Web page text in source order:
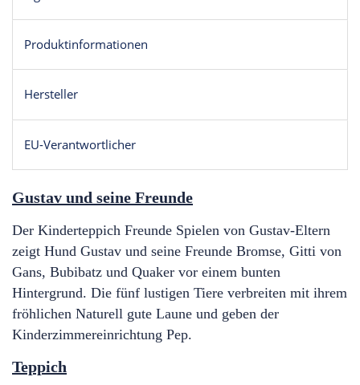
Produktinformationen
Hersteller
EU-Verantwortlicher
Gustav und seine Freunde
Der Kinderteppich Freunde Spielen von Gustav-Eltern
zeigt Hund Gustav und seine Freunde Bromse, Gitti von
Gans, Bubibatz und Quaker vor einem bunten
Hintergrund. Die fünf lustigen Tiere verbreiten mit ihrem
fröhlichen Naturell gute Laune und geben der
Kinderzimmereinrichtung Pep.
Teppich